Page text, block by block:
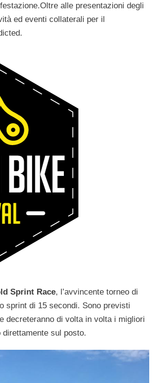
alle presentazioni degli
ed eventi collaterali per il
Sprint Race, l’avvincente torneo di
sprint di 15 secondi. Sono previsti
decreteranno di volta in volta i migliori
sul posto.